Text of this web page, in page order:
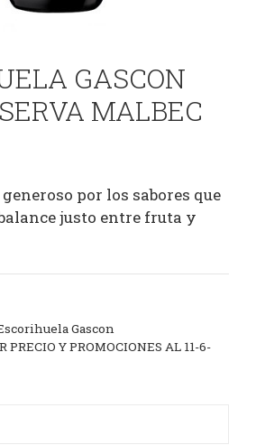
GASCON
MALBEC
por los sabores que
justo entre fruta y
Gascon
PRECIO Y PROMOCIONES AL 11-6-